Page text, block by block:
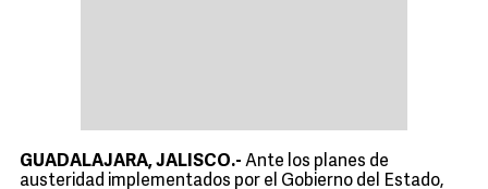
GUADALAJARA, JALISCO.- Ante los planes de
austeridad implementados por el Gobierno del Estado,